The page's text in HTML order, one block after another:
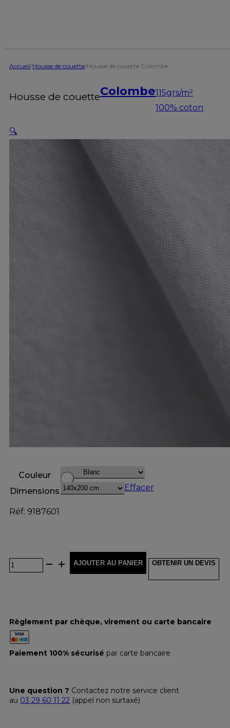
Accueil/Housse de couette/Housse de couette Colombe
Housse de couetteColombe115grs/m²
100% coton
🔍
Couleur
Dimensions
Effacer
Réf: 9187601
AJOUTER AU PANIER OBTENIR UN DEVIS
Règlement par chèque, virement ou carte bancaire
Paiement 100% sécurisé par carte bancaire
Une question ? Contactez notre service client
au 03 29 60 11 22 (appel non surtaxé)